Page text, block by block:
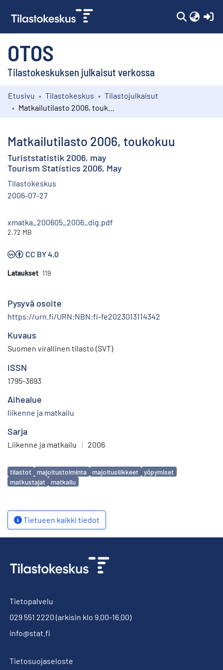
OTOS
Tilastokeskuksen julkaisut verkossa
Kokoelmat
Etusivu Tilastokeskus
Tilastojulkaisut
Matkailutilasto 2006, toukokuu
Turiststatistik 2006, may
Tourism Statistics 2006, May
Tilastokeskus
2006-07-27
xmatka_200605_2006_dig.pdf
2.72 MB
CC BY 4.0
Lataukset 119
Pysyvä osoite
https://urn.fi/URN:NBN:fi-fe2023013114342
Kuvaus
Suomen virallinen tilasto (SVT)
ISSN
1795-3693
Aihealue
liikenne ja matkailu
Sarja
Liikenne ja matkailu | 2006
Avainsanat
tilastot majoitustoiminta majoitusliikkeet
yöpymiset
matkustajat
matkailu
Tietueen kaikki tiedot
Tietopalvelu
029 551 2220 (arkisin klo 9.00-16.00)
info@stat.fi
Tietosuojaseloste